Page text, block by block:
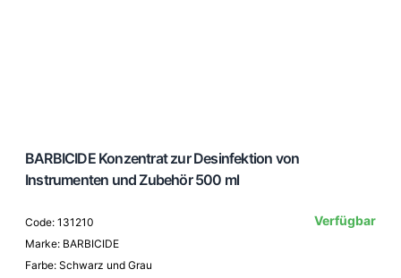
BARBICIDE Konzentrat zur Desinfektion von
Instrumenten und Zubehör 500 ml
Code: 131210
Marke: BARBICIDE
Farbe: Schwarz und Grau
Verfügbar